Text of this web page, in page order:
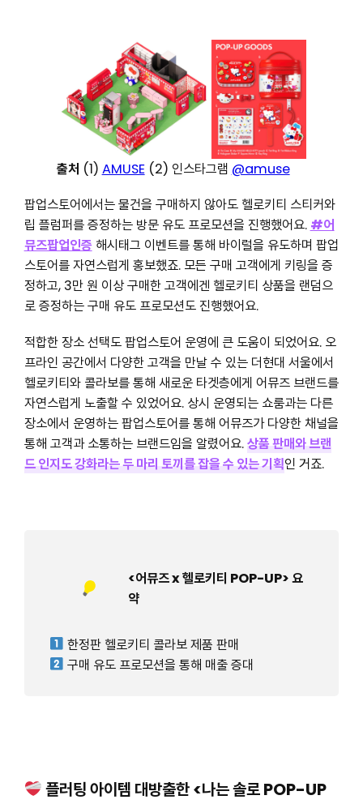
출처 (1) AMUSE(2) 인스타그램 @amuse
팝업스토어에서는 물건을 구매하지 않아도 헬로키티 스티커와
립 플럼퍼를 증정하는 방문 유도 프로모션을 진행했어요. #어
뮤즈팝업인증해시태그 이벤트를 통해 바이럴을 유도하며 팝업
스토어를 자연스럽게 홍보했죠. 모든 구매 고객에게 키링을 증
정하고, 3만 원 이상 구매한 고객에겐 헬로키티 상품을 랜덤으
로 증정하는 구매 유도 프로모션도 진행했어요.
적합한 장소 선택도 팝업스토어 운영에 큰 도움이 되었어요. 오
프라인 공간에서 다양한 고객을 만날 수 있는 더현대 서울에서
헬로키티와 콜라보를 통해 새로운 타겟층에게 어뮤즈 브랜드를
자연스럽게 노출할 수 있었어요. 상시 운영되는 쇼룸과는 다른
장소에서 운영하는 팝업스토어를 통해 어뮤즈가 다양한 채널을
통해 고객과 소통하는 브랜드임을 알렸어요.상품 판매와 브랜
드 인지도 강화라는 두 마리 토끼를 잡을 수 있는 기획인 거죠.
<어뮤즈 x 헬로키티 POP-UP> 요
약
한정판 헬로키티 콜라보 제품 판매
구매 유도 프로모션을 통해 매출 증대
플러팅 아이템 대방출한 <나는 솔로 POP-UP